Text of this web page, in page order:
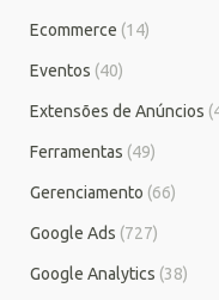
Ecommerce (14)
Eventos (40)
Extensões de Anúncios
Ferramentas (49)
Gerenciamento (66)
Google Ads (727)
Google Analytics (38)